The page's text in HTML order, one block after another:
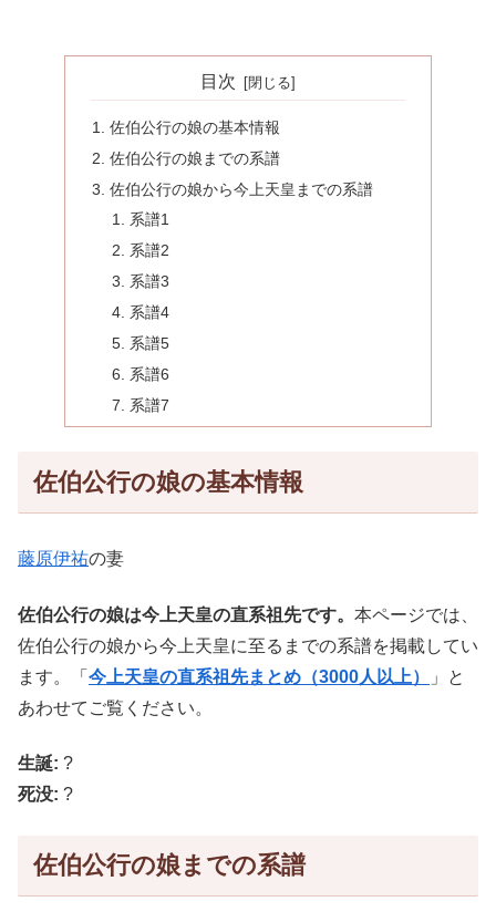
目次
佐伯公行の娘の基本情報
佐伯公行の娘までの系譜
佐伯公行の娘から今上天皇までの系譜
系譜1
系譜2
系譜3
系譜4
系譜5
系譜6
系譜7
佐伯公行の娘の基本情報
藤原伊祐の妻
佐伯公行の娘は今上天皇の直系祖先です。 本ページでは、
佐伯公行の娘から今上天皇に至るまでの系譜を掲載してい
ます。「 今上天皇の直系祖先まとめ（3000人以上）
」と
あわせてご覧ください。
生誕: ?
死没: ?
佐伯公行の娘までの系譜